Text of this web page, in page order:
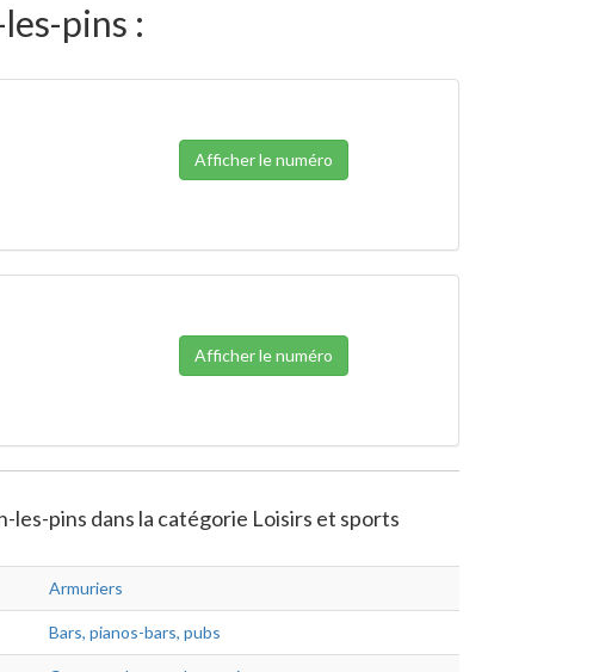
pins :
Afficher le numéro
Afficher le numéro
pins dans la catégorie Loisirs et sports
Armuriers
Bars, pianos-bars, pubs